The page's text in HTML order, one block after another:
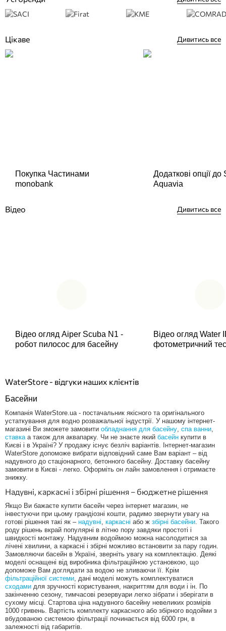
Цікаве Дивитись все
Покупка Частинами
monobank
Додаткові опції
Aquavia
Відео Дивитись все
Відео огляд Aiper Scuba N1 -
робот пилосос для басейну
Відео огляд Water
фотометричний
WaterStore - відгуки наших клієнтів
Басейни
Компанія WaterStore.ua - постачальник якісного та оригінального
устаткування для водно розважальної індустрії. У нашому інтернет-
магазині Ви зможете замовити обладнання для басейну спа ванни
ставка а також для аквапарку. Чи не знаєте який басейн купити в
Києві і в Україні? У продажу існує безліч варіантів. Інтернет-магазин
WaterStore допоможе вибрати відповідний саме Вам варіант – від
надувного до стаціонарного, бетонного басейну. Доставку басейну
замовити в Києві - легко. Оформіть он лайн замовлення і отримаєте
знижку.
Надувні, каркасні і збірні рішення – бюджетне рішення
Якщо Ви бажаєте купити басейн через інтернет магазин, не
інвестуючи при цьому грандіозні кошти, радимо звернути увагу на
готові рішення такі як – надувні каркасні або ж збірні басейни . Такого
роду рішень вкрай популярні в літню пору завдяки простоті і
швидкості монтажу. Надувним водоймою можна насолодитися за
лічені хвилини, а каркасні і збірні можливо встановити за пару годин.
Замовляючи басейн в Україні, зверніть увагу на комплектацію. Деякі
моделі оснащені від виробника фільтраційною установкою, що
допоможе Вам доглядати за водою не зливаючи її. Крім
фільтраційної системи , дані моделі можуть комплектуватися
сходами для зручності користування, накриттям для води і ін. По
закінченню сезону, тимчасові резервуари легко зібрати і зберігати в
сухому місці. Стартова ціна надувного басейну невеликих розмірів
1000 гривень. Вартість комплекту каркасного або збірного водойми з
вбудованою системою фільтрації починається від 6000 грн, в
залежності від габаритів.